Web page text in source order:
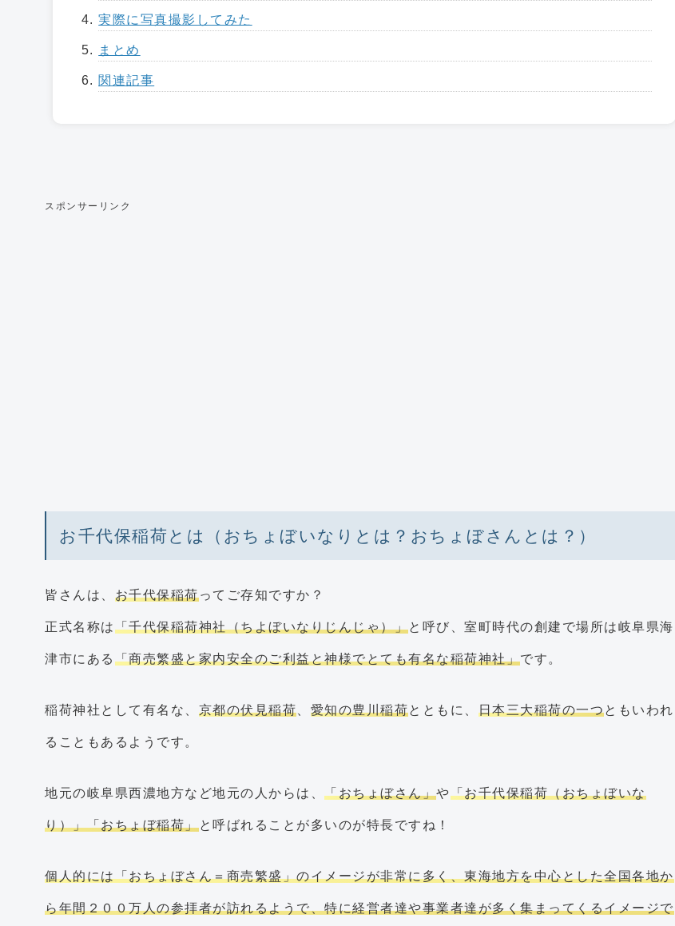
実際に写真撮影してみた
まとめ
関連記事
スポンサーリンク
お千代保稲荷とは（おちょぼいなりとは？おちょぼさんとは？）
皆さんは、 お千代保稲荷ってご存知ですか？
正式名称は「千代保稲荷神社（ちよぼいなりじんじゃ）」と呼び、室町時代の創建で場所は岐阜県海
津市にある 「商売繁盛と家内安全のご利益と神様でとても有名な稲荷神社」です。
稲荷神社として有名な、 京都の伏見稲荷 愛知の豊川稲荷とともに、 日本三大稲荷の一つともいわれ
ることもあるようです。
地元の岐阜県西濃地方など地元の人からは、 「おちょぼさん」や「お千代保稲荷（おちょぼいな
り）」「おちょぼ稲荷」と呼ばれることが多いのが特長ですね！
個人的には「おちょぼさん＝商売繁盛」のイメージが非常に多く、東海地方を中心とした全国各地か
ら年間２００万人の参拝者が訪れるようで、特に経営者達や事業者達が多く集まってくるイメージで